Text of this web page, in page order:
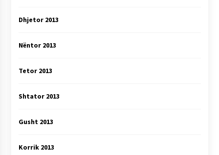
Dhjetor 2013
Nëntor 2013
Tetor 2013
Shtator 2013
Gusht 2013
Korrik 2013